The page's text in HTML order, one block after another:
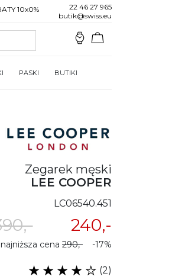
10x0%
22 46 27 965
butik@swiss.eu
PASKI BUTIKI
Zegarek męski
LEE COOPER
LC06540.451
240,-
najniższa cena 290,- -17%
(2)